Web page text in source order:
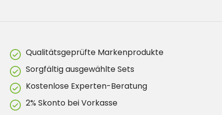
Qualitätsgeprüfte Markenprodukte
Sorgfältig ausgewählte Sets
Kostenlose Experten-Beratung
2% Skonto bei Vorkasse